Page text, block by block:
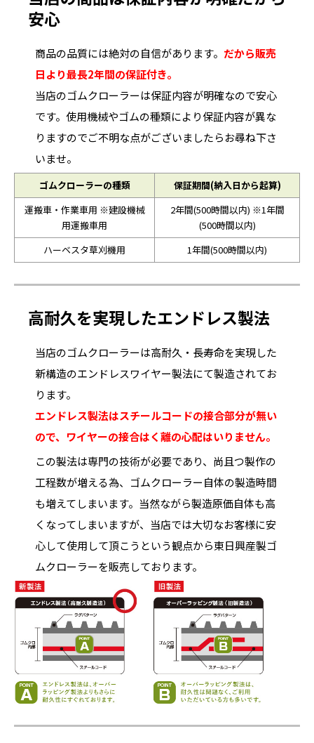
安心
商品の品質には絶対の自信があります。 だから販売
日より最長2年間の保証付き。
当店のゴムクローラーは保証内容が明確なので安心
です。使用機械やゴムの種類により保証内容が異な
りますのでご不明な点がございましたらお尋ね下さ
いませ。
ゴムクローラーの種類
保証期間(納入日から起算)
運搬車・作業車用 ※建設機械
用運搬車用
2年間(500時間以内) ※1年間
(500時間以内)
ハーベスタ草刈機用
1年間(500時間以内)
高耐久を実現したエンドレス製法
当店のゴムクローラーは高耐久・長寿命を実現した
新構造のエンドレスワイヤー製法にて製造されてお
ります。
エンドレス製法はスチールコードの接合部分が無い
ので、ワイヤーの接合はく離の心配はいりません。
この製法は専門の技術が必要であり、尚且つ製作の
工程数が増える為、ゴムクローラー自体の製造時間
も増えてしまいます。当然ながら製造原価自体も高
くなってしまいますが、当店では大切なお客様に安
心して使用して頂こうという観点から東日興産製ゴ
ムクローラーを販売しております。